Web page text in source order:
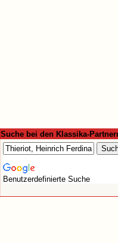
Suche bei den Klassika-
Benutzerdefinierte Suche